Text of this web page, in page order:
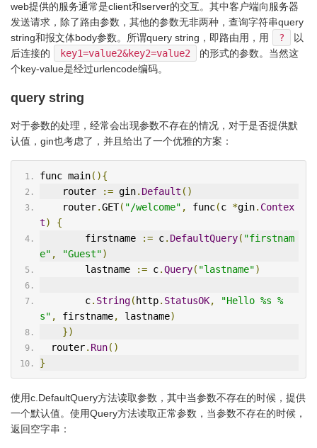
web提供的服务通常是client和server的交互。其中客户端向服务器
发送请求，除了路由参数，其他的参数无非两种，查询字符串query
string和报文体body参数。所谓query string，即路由用，用
?
以
后连接的
key1=value2&key2=value2
的形式的参数。当然这
个key-value是经过urlencode编码。
query string
对于参数的处理，经常会出现参数不存在的情况，对于是否提供默
认值，gin也考虑了，并且给出了一个优雅的方案：
func main(){
    router
:= gin. Default ()
    router
.GET( "/welcome" , func(c *gin. Contex
t)
{
        firstname
:= c. DefaultQuery( "firstnam
e" , "Guest")
        lastname
:= c.Query( "lastname")
        c
. String(http. StatusOK,
"Hello %s %
s" , firstname, lastname)
})
  router
. Run()
}
使用c.DefaultQuery方法读取参数，其中当参数不存在的时候，提供
一个默认值。使用Query方法读取正常参数，当参数不存在的时候，
返回空字串：